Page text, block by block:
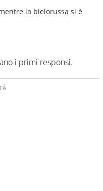
la bielorussa si è
i primi responsi.